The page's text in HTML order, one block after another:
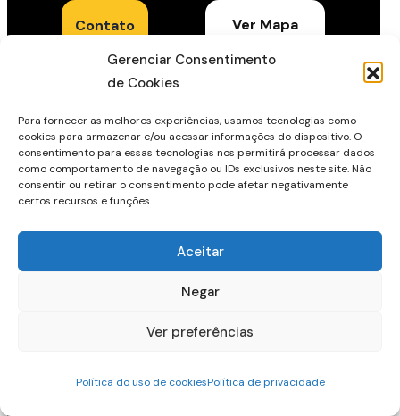
Gerenciar Consentimento
de Cookies
Para fornecer as melhores experiências, usamos tecnologias como
cookies para armazenar e/ou acessar informações do dispositivo. O
consentimento para essas tecnologias nos permitirá processar dados
como comportamento de navegação ou IDs exclusivos neste site. Não
consentir ou retirar o consentimento pode afetar negativamente
certos recursos e funções.
Aceitar
Negar
Ver preferências
Política do uso de cookiesPolítica de privacidade
Contato Ver Mapa
Unidade Caxias do Sul
Segunda/Sexta
08:00 - 12:00 e das 13.00 - 17:45